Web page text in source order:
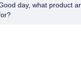
day, what product